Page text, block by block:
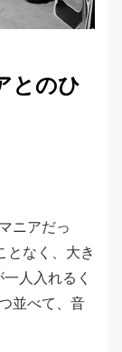
とのひ
ニアだっ
となく、大き
人入れるく
並べて、音